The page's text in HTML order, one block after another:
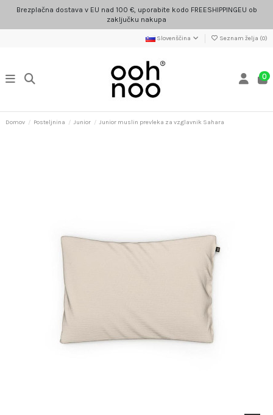
Brezplačna dostava v EU nad 100 €, uporabite kodo FREESHIPPINGEU ob
zaključku nakupa
Slovenščina Seznam želja (0)
0
Domov Posteljnina Junior Junior muslin prevleka za vzglavnik Sahara